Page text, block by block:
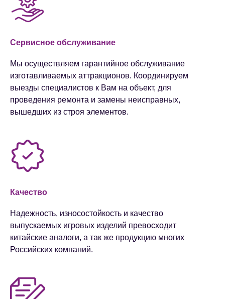
Сервисное обслуживание
Мы осуществляем гарантийное обслуживание
изготавливаемых аттракционов. Координируем
выезды специалистов к Вам на объект, для
проведения ремонта и замены неисправных,
вышедших из строя элементов.
Качество
Надежность, износостойкость и качество
выпускаемых игровых изделий превосходит
китайские аналоги​, а так же продукцию многих
Российских компаний.